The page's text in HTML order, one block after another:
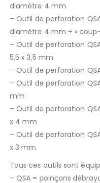
diamètre 4 mm
– Outil de perforation
diamètre 4 mm + «
– Outil de perforation
5,5 x 3,5 mm
– Outil de perforation
– Outil de perforation
mm
– Outil de perforation
x 4 mm
– Outil de perforation
x 3 mm
Tous ces outils sont
– QSA = poinçons